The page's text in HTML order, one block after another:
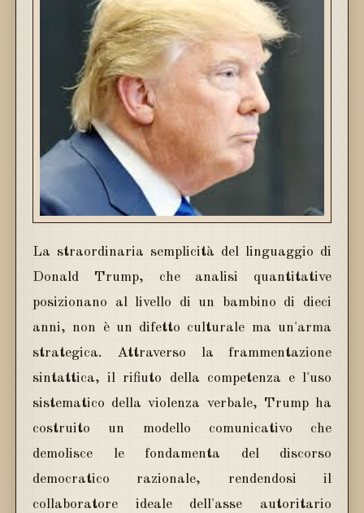
La straordinaria semplicità del linguaggio di
Donald Trump, che analisi quantitative
posizionano al livello di un bambino di dieci
anni, non è un difetto culturale ma un'arma
strategica. Attraverso la frammentazione
sintattica, il rifiuto della competenza e l'uso
sistematico della violenza verbale, Trump ha
costruito un modello comunicativo che
demolisce le fondamenta del discorso
democratico razionale, rendendosi il
collaboratore ideale dell'asse autoritario